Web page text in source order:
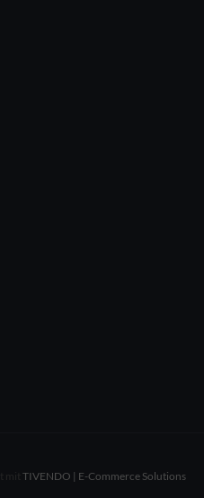
TIVENDO | E-Commerce Solutions